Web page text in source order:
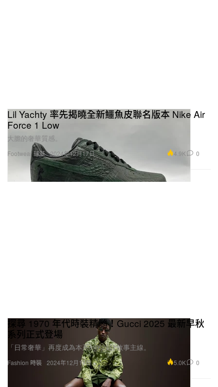
Footwear 球鞋
Lil Yachty 率先揭曉全新鱷魚皮聯名版本 Nike Air
Force 1 Low
大膽的奢華質感。
2024年12月17日 4.9K 0
Fashion 時裝
探尋 1970 年代時裝精髓！Gucci 2025 最新早秋
系列正式登場
「日常奢華」再度成為本系列的設計敘事主線。
2024年12月17日 5.0K 0